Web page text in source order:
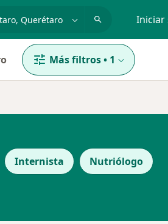
Iniciar
Más filtros• 1
Internista Nutriólogo